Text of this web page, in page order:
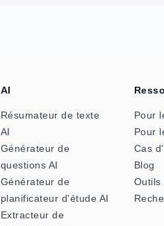
AI
Résumateur de texte
AI
Générateur de
questions AI
Générateur de
planificateur d'étude AI
Extracteur de
Pour
Pour
Cas
Blog
Outils